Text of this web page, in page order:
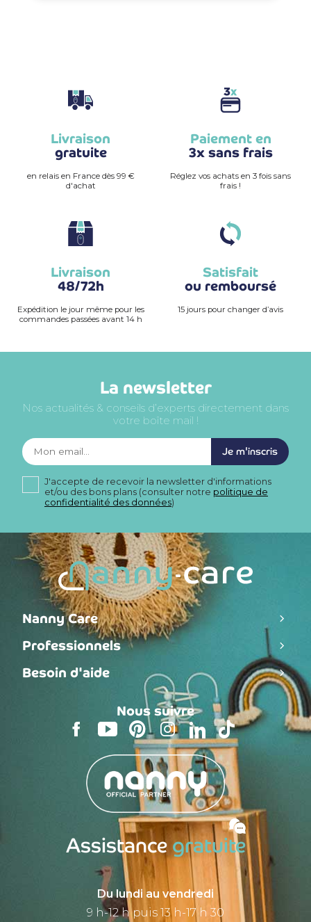
Livraison
gratuite
en relais en France dès 99 €
d'achat
Paiement en
3x sans frais
Réglez vos achats en 3 fois sans
frais !
Livraison
48/72h
Expédition le jour même pour les
commandes passées avant 14 h
Satisfait
ou remboursé
15 jours pour changer d’avis
La newsletter
Nos actualités & conseils d’experts directement dans
votre boîte mail !
Je m'inscris
J'accepte de recevoir la newsletter d'informations
et/ou des bons plans (consulter notre politique de
confidentialité des données)
Nanny Care
Professionnels
Besoin d'aide
Nous suivre
Assistance gratuite
Du lundi au vendredi
9 h-12 h puis 13 h-17 h 30